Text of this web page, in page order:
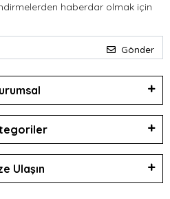
haberdar olmak için
Gönder
Ulaşın